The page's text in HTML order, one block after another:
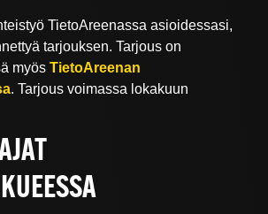
TietoAreenassa asioidessasi,
tarjouksen. Tarjous on
myösTietoAreenan
. Tarjous voimassa lokakuun